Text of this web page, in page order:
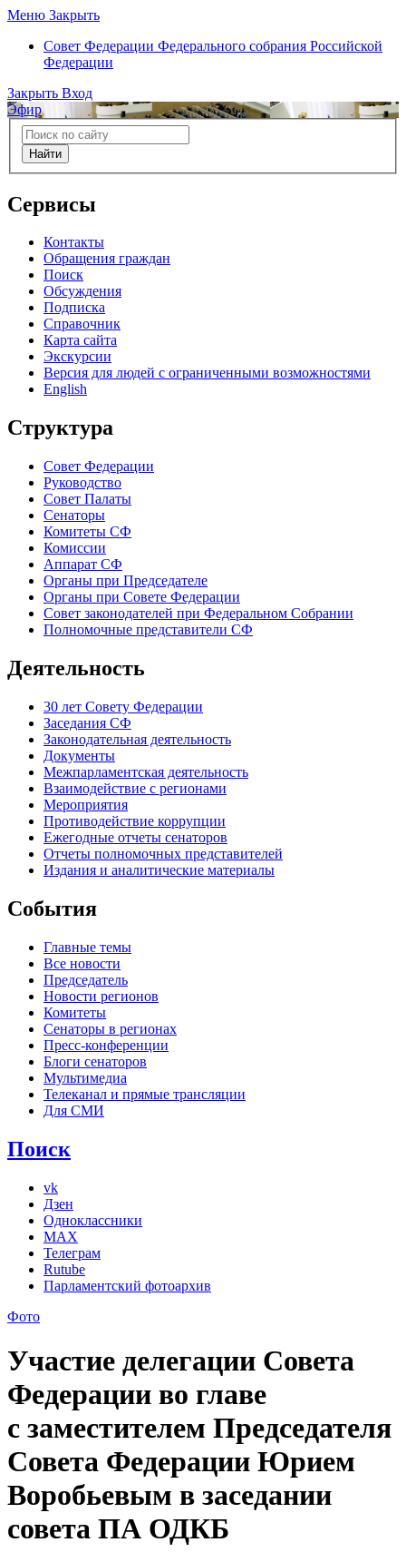
Меню Закрыть
Совет Федерации Федерального собрания Российской
Федерации
Закрыть Вход
Эфир
Найти
Сервисы
Контакты
Обращения граждан
Поиск
Обсуждения
Подписка
Справочник
Карта сайта
Экскурсии
Версия для людей с ограниченными возможностями
English
Структура
Совет Федерации
Руководство
Совет Палаты
Сенаторы
Комитеты СФ
Комиссии
Аппарат СФ
Органы при Председателе
Органы при Совете Федерации
Совет законодателей при Федеральном Собрании
Полномочные представители СФ
Деятельность
30 лет Совету Федерации
Заседания СФ
Законодательная деятельность
Документы
Межпарламентская деятельность
Взаимодействие с регионами
Мероприятия
Противодействие коррупции
Ежегодные отчеты сенаторов
Отчеты полномочных представителей
Издания и аналитические материалы
События
Главные темы
Все новости
Председатель
Новости регионов
Комитеты
Сенаторы в регионах
Пресс-конференции
Блоги сенаторов
Мультимедиа
Телеканал и прямые трансляции
Для СМИ
Поиск
vk
Дзен
Одноклассники
MAX
Телеграм
Rutube
Парламентский фотоархив
Фото
Участие делегации Совета
Федерации во главе
с заместителем Председателя
Совета Федерации Юрием
Воробьевым в заседании
совета ПА ОДКБ